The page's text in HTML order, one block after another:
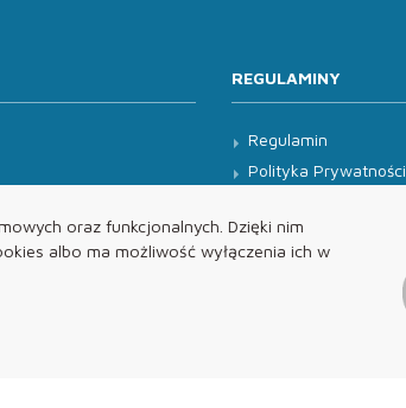
oraz funkcjonalnych. Dzięki nim
albo ma możliwość wyłączenia ich w
REGULAMINY
Regulamin
Polityka Prywatności